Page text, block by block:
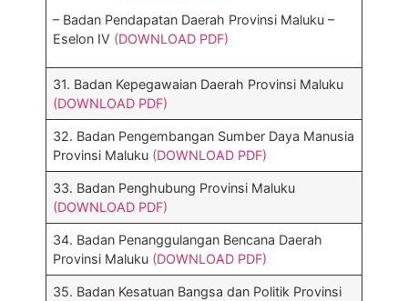
– Badan Pendapatan Daerah Provinsi Maluku –
Eselon IV (DOWNLOAD PDF)
31. Badan Kepegawaian Daerah Provinsi Maluku
(DOWNLOAD PDF)
32. Badan Pengembangan Sumber Daya Manusia
Provinsi Maluku (DOWNLOAD PDF)
33. Badan Penghubung Provinsi Maluku
(DOWNLOAD PDF)
34. Badan Penanggulangan Bencana Daerah
Provinsi Maluku (DOWNLOAD PDF)
35. Badan Kesatuan Bangsa dan Politik Provinsi